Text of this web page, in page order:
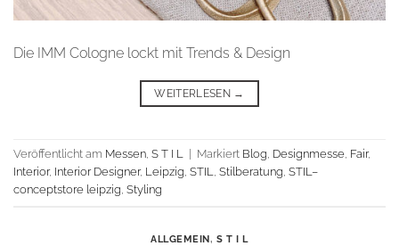
Die IMM Cologne lockt mit Trends & Design
WEITERLESEN →
Veröffentlicht am Messen S T I L Markiert Blog Designmesse Fair,
Interior, Interior Designer, Leipzig STIL Stilberatung STIL–
conceptstore leipzig Styling
ALLGEMEIN,S T I L